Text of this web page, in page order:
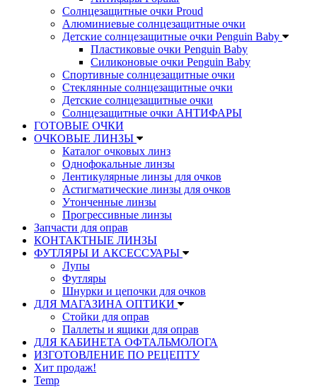
Солнцезащитные очки Proud
Алюминиевые солнцезащитные очки
Детские солнцезащитные очки Penguin Baby
Пластиковые очки Penguin Baby
Силиконовые очки Penguin Baby
Спортивные солнцезащитные очки
Стеклянные солнцезащитные очки
Детские солнцезащитные очки
Солнцезащитные очки АНТИФАРЫ
ГОТОВЫЕ ОЧКИ
ОЧКОВЫЕ ЛИНЗЫ
Каталог очковых линз
Однофокальные линзы
Лентикулярные линзы для очков
Астигматические линзы для очков
Утонченные линзы
Прогрессивные линзы
Запчасти для оправ
КОНТАКТНЫЕ ЛИНЗЫ
ФУТЛЯРЫ И АКСЕССУАРЫ
Лупы
Футляры
Шнурки и цепочки для очков
ДЛЯ МАГАЗИНА ОПТИКИ
Стойки для оправ
Паллеты и ящики для оправ
ДЛЯ КАБИНЕТА ОФТАЛЬМОЛОГА
ИЗГОТОВЛЕНИЕ ПО РЕЦЕПТУ
Хит продаж!
Temp